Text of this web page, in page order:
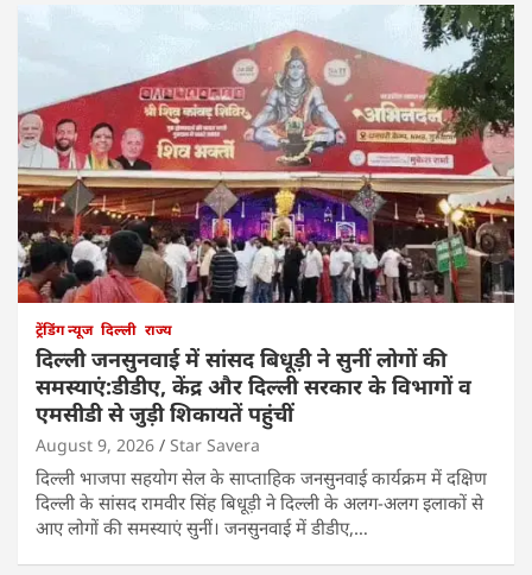
ट्रेंडिंग न्यूज दिल्ली राज्य
दिल्ली जनसुनवाई में सांसद बिधूड़ी ने सुनीं लोगों की
समस्याएं:डीडीए, केंद्र और दिल्ली सरकार के विभागों व
एमसीडी से जुड़ी शिकायतें पहुंचीं
August 9, 2026 Star Savera
दिल्ली भाजपा सहयोग सेल के साप्ताहिक जनसुनवाई कार्यक्रम में दक्षिण
दिल्ली के सांसद रामवीर सिंह बिधूड़ी ने दिल्ली के अलग-अलग इलाकों से
आए लोगों की समस्याएं सुनीं। जनसुनवाई में डीडीए,…